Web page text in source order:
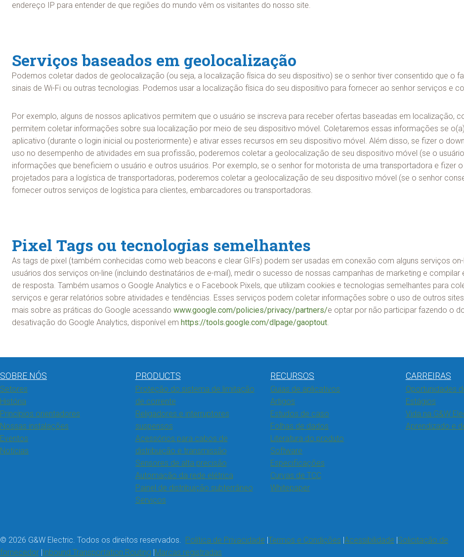
endereço IP para entender de que regiões do mundo vêm os visitantes do nosso site.
Serviços baseados em geolocalização
Podemos coletar dados de geolocalização (ou seja, a localização física do seu dispositivo) se o senhor tiver consentido que o
sinais de Wi-Fi ou outras tecnologias. Podemos usar a localização física do seu dispositivo para fornecer ao senhor serviços e
Por exemplo, alguns de nossos aplicativos permitem que o usuário se inscreva para receber ofertas baseadas em localização,
permitem coletar informações sobre sua localização por meio de seu dispositivo móvel. Coletaremos essas informações se
aplicativo (durante o login inicial ou posteriormente) e ativar esses recursos em seu dispositivo móvel. Além disso, se fizer o
uso no desempenho de atividades em sua profissão, poderemos coletar a geolocalização de seu dispositivo móvel (se o
informações que beneficiem o usuário e outros usuários. Por exemplo, se o senhor for motorista de uma transportadora e fizer
projetados para a logística de transportadoras, poderemos coletar a geolocalização de seu dispositivo móvel (se o senhor
fornecer outros serviços de logística para clientes, embarcadores ou transportadoras.
Pixel Tags ou tecnologias semelhantes
As tags de pixel (também conhecidas como web beacons e clear GIFs) podem ser usadas em conexão com alguns serviços
usuários dos serviços on-line (incluindo destinatários de e-mail), medir o sucesso de nossas campanhas de marketing e
de resposta. Também usamos o Google Analytics e o Facebook Pixels, que utilizam cookies e tecnologias semelhantes para
serviços e gerar relatórios sobre atividades e tendências. Esses serviços podem coletar informações sobre o uso de outros
mais sobre as práticas do Google acessando www.google.com/policies/privacy/partners/e optar por não participar fazendo o
desativação do Google Analytics, disponível em https://tools.google.com/dlpage/gaoptout.
SOBRE NÓS
Setores
História
Princípios orientadores
Nossas instalações
Eventos
Notícias
PRODUCTS
Proteção do sistema de limitação
de corrente
Religadores e interruptores
suspensos
Acessórios para cabos de
distribuição e transmissão
Sensores de alta precisão
Automação da rede elétrica
Painel de distribuição subterrâneo
Serviços
RECURSOS
Guias de aplicativos
Artigos
Estudos de caso
Folhas de dados
Literatura do produto
Software
Especificações
Curvas de TCC
Whitepaper
CARREIRAS
Oportunidades
Estágios
Vida na G&W
Aprendizado e
© 2026 G&W Electric. Todos os direitos reservados. Política de Privacidade Termos e Condições Acessibilidade Solicitação de
fornecedor Inbound Transportation Routing Marcas registradas